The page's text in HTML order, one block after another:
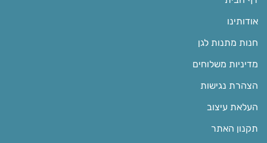
אודותינו
חנות מתנות לגן
מדיניות משלוחים
הצהרת נגישות
העלאת עיצוב
תקנון האתר